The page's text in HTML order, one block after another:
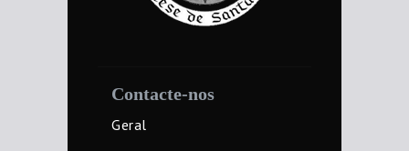
Contacte-nos
Geral